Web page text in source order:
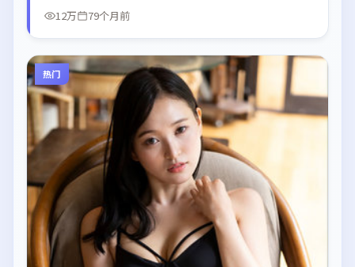
12万
79个月前
热门